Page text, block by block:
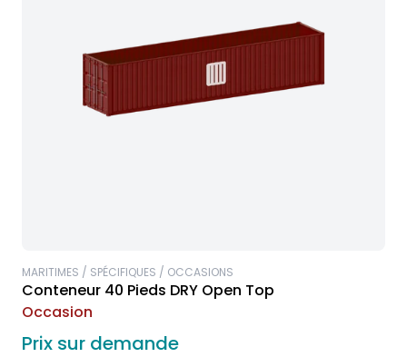
MARITIMES / SPÉCIFIQUES / OCCASIONS
Conteneur 40 Pieds DRY Open Top
Occasion
Prix sur demande